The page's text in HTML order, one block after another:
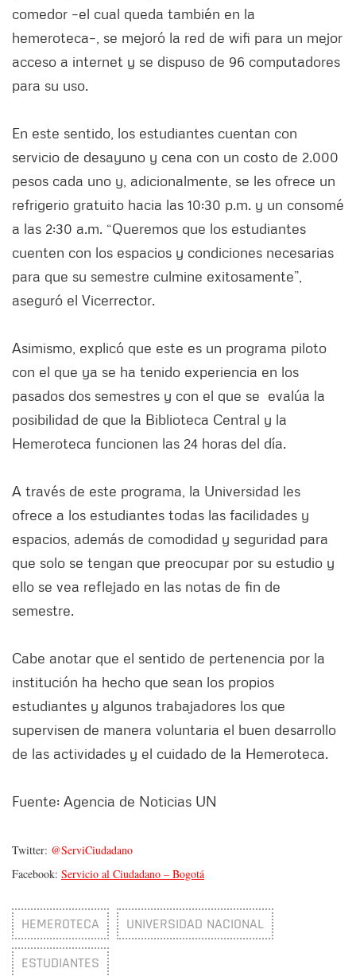
comedor –el cual queda también en la
hemeroteca–, se mejoró la red de wifi para un mejor
acceso a internet y se dispuso de 96 computadores
para su uso.
En este sentido, los estudiantes cuentan con
servicio de desayuno y cena con un costo de 2.000
pesos cada uno y, adicionalmente, se les ofrece un
refrigerio gratuito hacia las 10:30 p.m. y un consomé
a las 2:30 a.m. “Queremos que los estudiantes
cuenten con los espacios y condiciones necesarias
para que su semestre culmine exitosamente”,
aseguró el Vicerrector.
Asimismo, explicó que este es un programa piloto
con el que ya se ha tenido experiencia en los
pasados dos semestres y con el que se evalúa la
posibilidad de que la Biblioteca Central y la
Hemeroteca funcionen las 24 horas del día.
A través de este programa, la Universidad les
ofrece a los estudiantes todas las facilidades y
espacios, además de comodidad y seguridad para
que solo se tengan que preocupar por su estudio y
ello se vea reflejado en las notas de fin de
semestre.
Cabe anotar que el sentido de pertenencia por la
institución ha hecho que sean los propios
estudiantes y algunos trabajadores los que
supervisen de manera voluntaria el buen desarrollo
de las actividades y el cuidado de la Hemeroteca.
Fuente: Agencia de Noticias UN
Twitter: @ServiCiudadano
Facebook: Servicio al Ciudadano – Bogotá
HEMEROTECA UNIVERSIDAD NACIONAL
ESTUDIANTES